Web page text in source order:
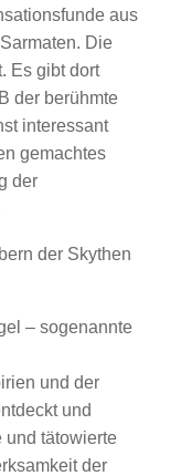
aus
Die
Es gibt dort
der berühmte
interessant
gemachtes
der
der Skythen
– sogenannte
und der
und
und tätowierte
der